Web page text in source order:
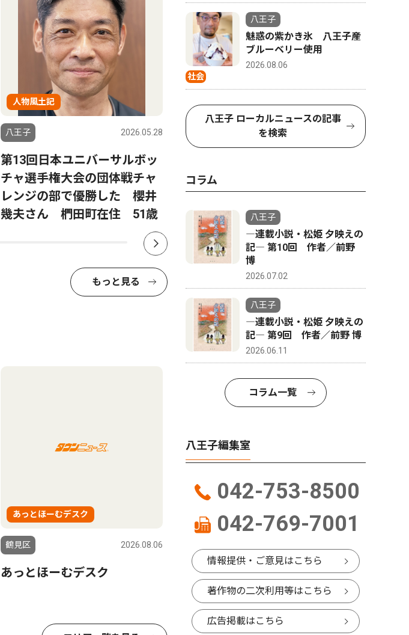
人物風土記
八王子 2026.05.28
第13回日本ユニバーサルボッ
チャ選手権大会の団体戦チャ
レンジの部で優勝した 櫻井
幾夫さん 椚田町在住 51歳
八王子
八王子市生涯学習センターで
市民自由講座
八王子
部エース
もっと見る
あっとほーむデスク
鶴見区 2026.08.06
あっとほーむデスク
社会
八王子
魅惑の紫かき氷 八王子産
ブルーベリー使用
2026.08.06
八王子 ローカルニュースの記事
を検索
コラム
八王子
―連載小説・松姫 夕映えの
記― 第10回 作者／前野
博
2026.07.02
八王子
―連載小説・松姫 夕映えの
記― 第9回 作者／前野 博
2026.06.11
コラム一覧
八王子編集室
042-753-8500
042-769-7001
情報提供・ご意見はこちら
著作物の二次利用等はこちら
広告掲載はこちら